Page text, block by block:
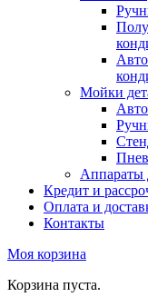
Мойки
Аппараты
Кредит и
Оплата и
Контакты
Моя корзина
Корзина пуста.